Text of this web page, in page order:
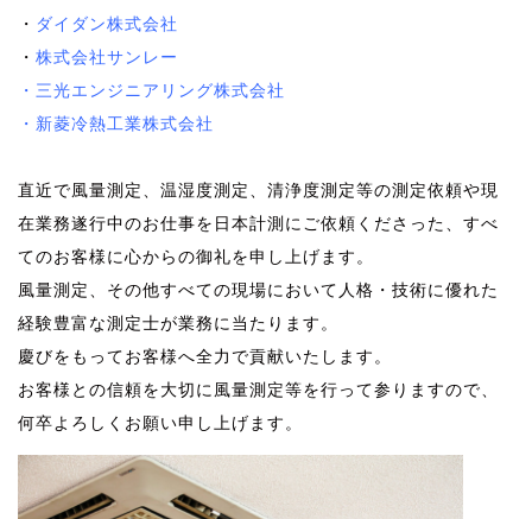
・ ダイダン株式会社
・ 株式会社サンレー
・三光エンジニアリング株式会社
・新菱冷熱工業株式会社
直近で風量測定、 温湿度測定、 清浄度測定等の測定依頼や現
在業務遂行中のお仕事を 日本計測 にご依頼くださった、すべ
てのお客様に心からの御礼を申し上げます。
風量測定、その他すべての現場において 人格・技術に優れた
経験豊富な測定士が業務に当たります。
慶びをもってお客様へ全力で貢献いたします。
お客様との信頼を大切に風量測定等を行って参りますので、
何卒よろしくお願い申し上げます。